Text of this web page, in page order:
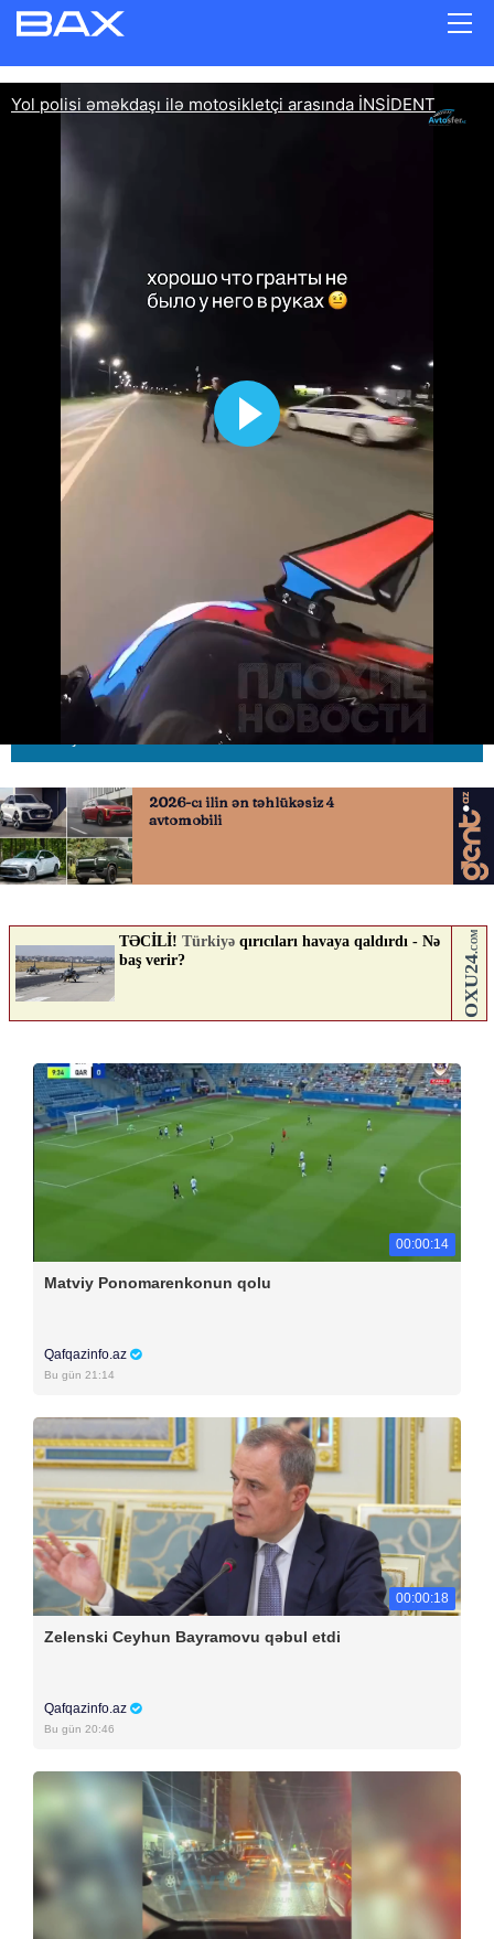
Yol polisi əməkdaşı ilə
motosikletçi arasında İNSİDENT
AVTOSFERTV ABUNƏ OL
Nə düşünürsən?
00:00:14
Matviy Ponomarenkonun qolu
Qafqazinfo.az
Bu gün 21:14
00:00:18
Zelenski Ceyhun Bayramovu qəbul etdi
Qafqazinfo.az
Bu gün 20:46